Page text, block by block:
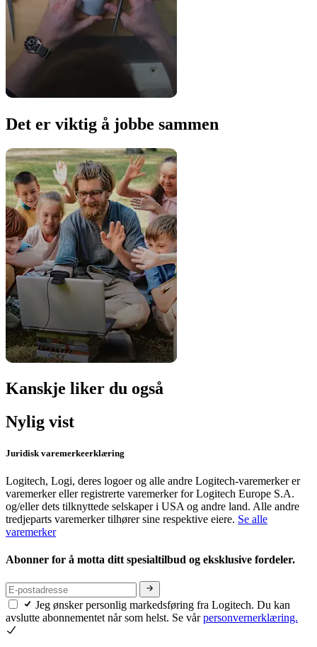
Det er viktig å jobbe sammen
Kanskje liker du også
Nylig vist
Juridisk varemerkeerklæring
Logitech, Logi, deres logoer og alle andre Logitech-varemerker er
varemerker eller registrerte varemerker for Logitech Europe S.A.
og/eller dets tilknyttede selskaper i USA og andre land. Alle andre
tredjeparts varemerker tilhører sine respektive eiere. Se alle
varemerker
Abonner for å motta ditt spesialtilbud og eksklusive fordeler.
Jeg ønsker personlig markedsføring fra Logitech. Du kan
avslutte abonnementet når som helst. Se vårpersonvernerklæring.